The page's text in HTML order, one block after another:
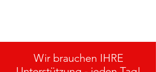
Wir brauchen IHRE